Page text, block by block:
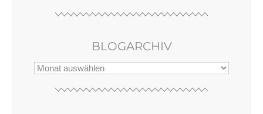
BLOGARCHIV